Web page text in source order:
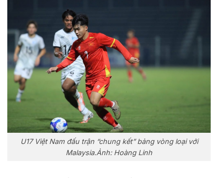
U17 Việt Nam đấu trận “chung kết” bảng vòng loại với
Malaysia.Ảnh: Hoàng Linh